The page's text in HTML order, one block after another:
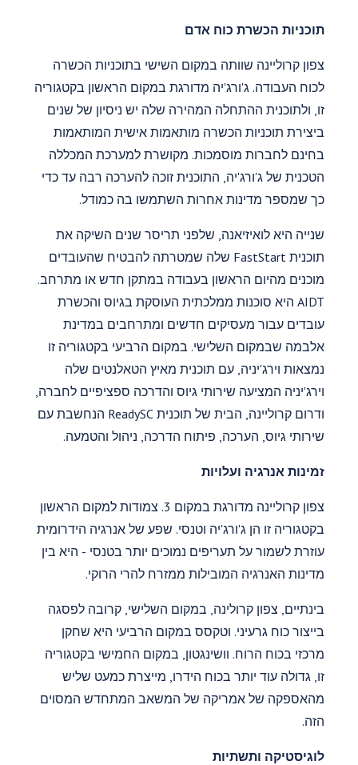
תוכניות הכשרת כוח אדם
צפון קרוליינה שוותה במקום השישי בתוכניות הכשרה
לכוח העבודה. ג'ורג'יה מדורגת במקום הראשון בקטגוריה
זו, ולתוכנית ההתחלה המהירה שלה יש ניסיון של שנים
ביצירת תוכניות הכשרה מותאמות אישית המותאמות
בחינם לחברות מוסמכות. מקושרת למערכת המכללה
הטכנית של ג'ורג'יה, התוכנית זוכה להערכה רבה עד כדי
כך שמספר מדינות אחרות השתמשו בה כמודל.
שנייה היא לואיזיאנה, שלפני תריסר שנים השיקה את
תוכנית FastStart שלה שמטרתה להבטיח שהעובדים
מוכנים מהיום הראשון בעבודה במתקן חדש או מתרחב.
AIDT היא סוכנות ממלכתית העוסקת בגיוס והכשרת
עובדים עבור מעסיקים חדשים ומתרחבים במדינת
אלבמה שבמקום השלישי. במקום הרביעי בקטגוריה זו
נמצאות וירג'יניה, עם תוכנית מאיץ הטאלנטים שלה
וירג'יניה המציעה שירותי גיוס והדרכה ספציפיים לחברה,
ודרום קרוליינה, הבית של תוכנית ReadySC הנחשבת עם
שירותי גיוס, הערכה, פיתוח הדרכה, ניהול והטמעה.
זמינות אנרגיה ועלויות
צפון קרוליינה מדורגת במקום 3. צמודות למקום הראשון
בקטגוריה זו הן ג'ורג'יה וטנסי. שפע של אנרגיה הידרומית
עוזרת לשמור על תעריפים נמוכים יותר בטנסי - היא בין
מדינות האנרגיה המובילות ממזרח להרי הרוקי.
בינתיים, צפון קרולינה, במקום השלישי, קרובה לפסגה
בייצור כוח גרעיני. וטקסס במקום הרביעי היא שחקן
מרכזי בכוח הרוח. וושינגטון, במקום החמישי בקטגוריה
זו, גדולה עוד יותר בכוח הידרו, מייצרת כמעט שליש
מהאספקה של אמריקה של המשאב המתחדש המסוים
הזה.
לוגיסטיקה ותשתיות